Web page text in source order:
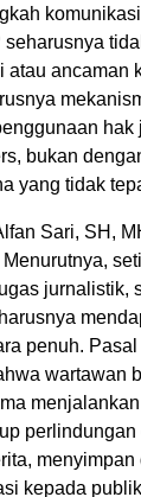
atau ancaman
hak
bukan
yang tidak
Sari, SH,
jurnalistik,
penuh.
wartawan
perlindungan
menyimpan
kepada